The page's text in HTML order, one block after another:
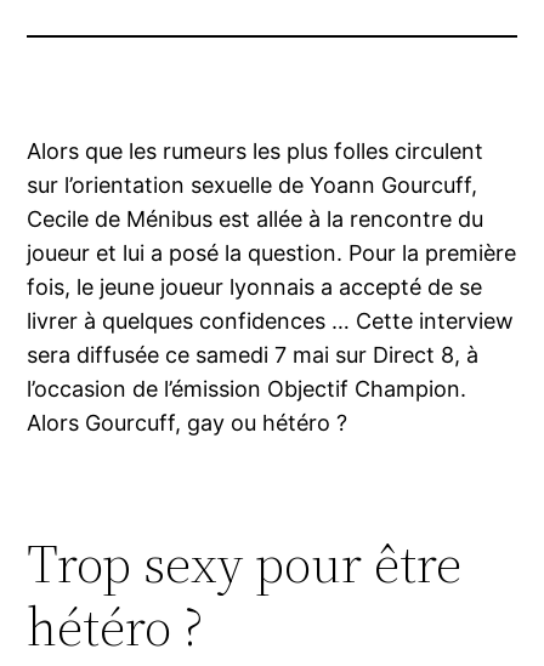
Alors que les rumeurs les plus folles circulent
sur l’orientation sexuelle de Yoann Gourcuff,
Cecile de Ménibus est allée à la rencontre du
joueur et lui a posé la question. Pour la première
fois, le jeune joueur lyonnais a accepté de se
livrer à quelques confidences … Cette interview
sera diffusée ce samedi 7 mai sur Direct 8, à
l’occasion de l’émission Objectif Champion.
Alors Gourcuff, gay ou hétéro ?
Trop sexy pour être
hétéro ?